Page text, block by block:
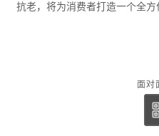
抗老，将为消费者打造一个全方
面对